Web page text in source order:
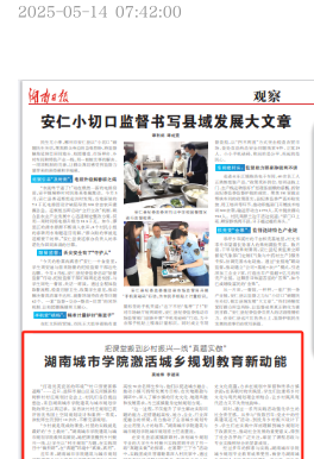
2025-05-14 07:42:00